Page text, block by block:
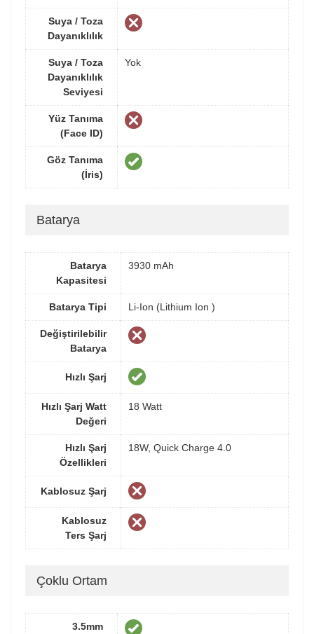
Suya / Toza
Dayanıklılık
Suya / Toza
Dayanıklılık
Seviyesi
Yok
Yüz Tanıma
(Face ID)
Göz Tanıma
(İris)
Batarya
Batarya
Kapasitesi
3930 mAh
Batarya Tipi Li-Ion (Lithium Ion )
Değiştirilebilir
Batarya
Hızlı Şarj
Hızlı Şarj Watt
Değeri
18 Watt
Hızlı Şarj
Özellikleri
18W, Quick Charge 4.0
Kablosuz Şarj
Kablosuz
Ters Şarj
Çoklu Ortam
3.5mm